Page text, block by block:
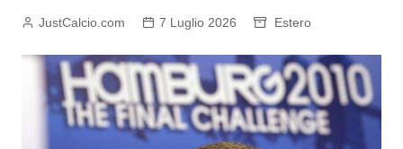
JustCalcio.com 7 Luglio 2026 Estero